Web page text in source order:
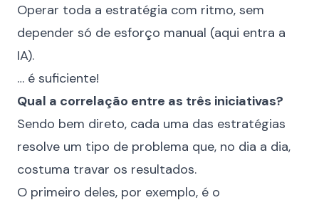
Operar toda a estratégia com ritmo, sem
depender só de esforço manual (aqui entra a
IA).
… é suficiente!
Qual a correlação entre as três iniciativas?
Sendo bem direto, cada uma das estratégias
resolve um tipo de problema que, no dia a dia,
costuma travar os resultados.
O primeiro deles, por exemplo, é o